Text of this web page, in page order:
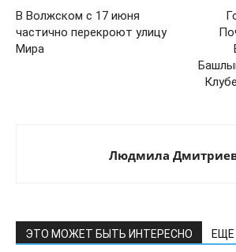
В Волжском с 17 июня
частично перекроют улицу
Мира
Людмила
ЭТО МОЖЕТ БЫТЬ ИНТЕРЕСНО